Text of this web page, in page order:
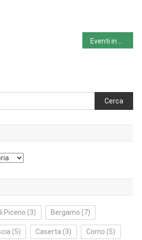
Cerca
Piceno (3) Bergamo (7)
(5) Caserta (3) Como (5)